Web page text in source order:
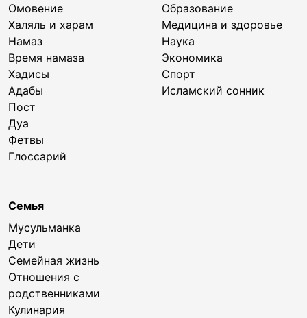
Омовение
Халяль и харам
Намаз
Время намаза
Хадисы
Адабы
Пост
Дуа
Фетвы
Глоссарий
Образование
Медицина и здоровье
Наука
Экономика
Спорт
Исламский сонник
Семья
Мусульманка
Дети
Семейная жизнь
Отношения с
родственниками
Кулинария